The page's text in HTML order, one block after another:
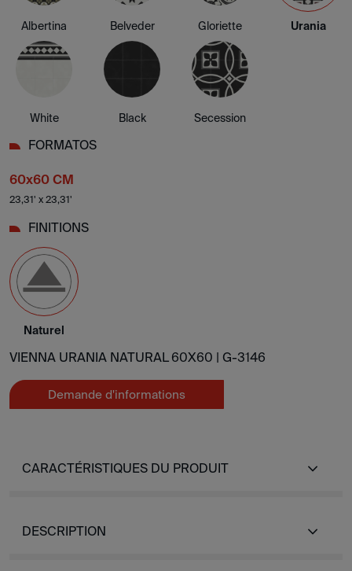
Albertina Belveder Gloriette Urania
White Black Secession
FORMATOS
60x60 CM
23,31' x 23,31'
FINITIONS
Naturel
VIENNA URANIA NATURAL 60X60 | G-3146
Demande d'informations
CARACTÉRISTIQUES DU PRODUIT
DESCRIPTION